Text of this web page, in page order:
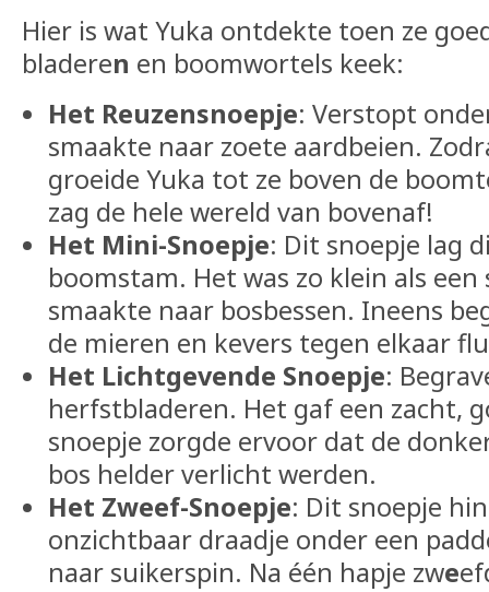
Hier is wat Yuka ontdekte toen ze
bladeren en boomwortels keek:
Het Reuzensnoepje: Verstopt
smaakte naar zoete aardbeien.
groeide Yuka tot ze boven de
zag de hele wereld van bovenaf!
Het Mini-Snoepje: Dit snoepje lag
boomstam. Het was zo klein als
smaakte naar bosbessen. Ineens
de mieren en kevers tegen elkaar
Het Lichtgevende Snoepje:
herfstbladeren. Het gaf een zacht,
snoepje zorgde ervoor dat de
bos helder verlicht werden.
Het Zweef-Snoepje: Dit snoepje
onzichtbaar draadje onder een
naar suikerspin. Na één hapje zwe